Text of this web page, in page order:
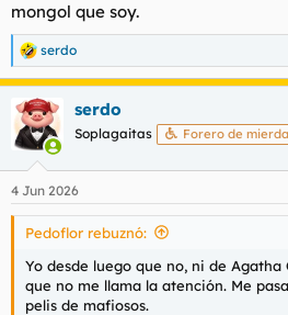
mongol que soy.
R
e
a
c
c
i
e
s
serdo
serdo
Soplagaitas Forero de mierda
4 Jun 2026
Pedoflor rebuznó:
Yo desde luego que no, ni de
que no me llama la atención. Me
pelis de mafiosos.